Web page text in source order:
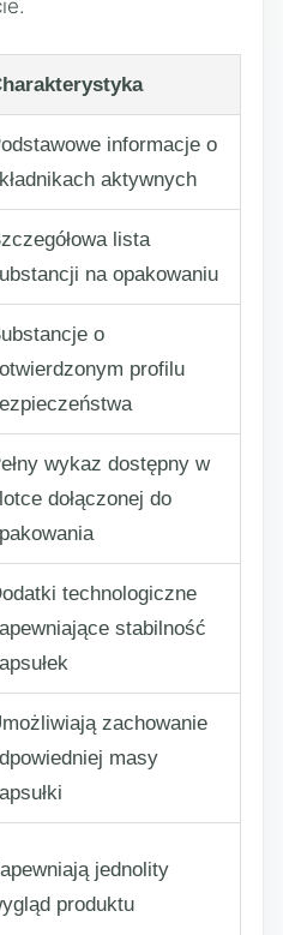
informacje o
aktywnych
lista
na opakowaniu
o
profilu
wykaz dostępny w
dołączonej do
technologiczne
stabilność
zachowanie
masy
jednolity
produktu